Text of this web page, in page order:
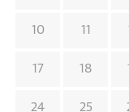
10 11
17 18
24 25